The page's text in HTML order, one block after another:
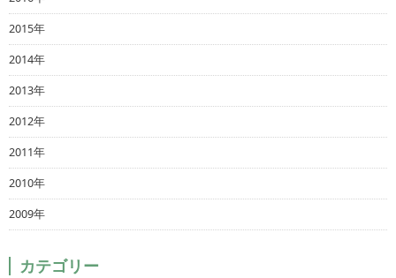
2015年
2014年
2013年
2012年
2011年
2010年
2009年
カテゴリー